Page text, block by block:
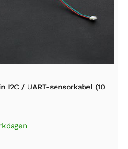
I2C / UART-sensorkabel (10